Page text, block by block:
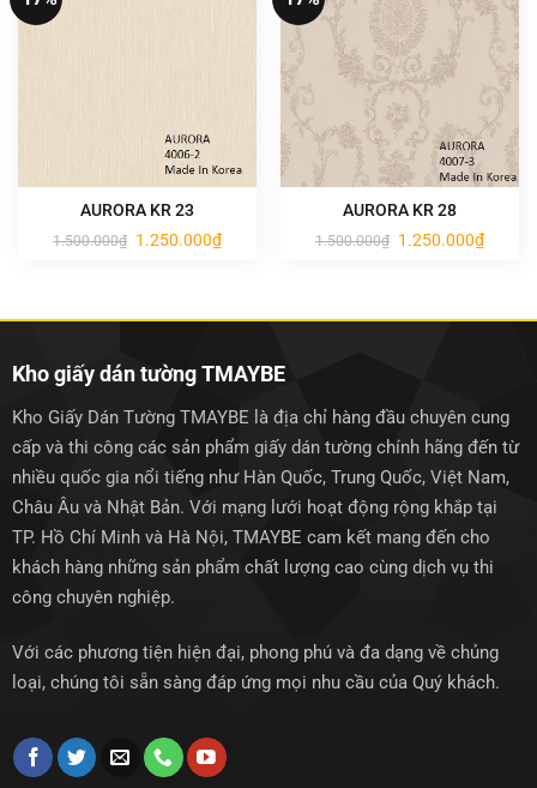
AURORA KR 23
1.500.000₫ Giá
gốc
1.250.000₫Giá
hiện
AURORA KR 28
1.500.000₫ Giá
gốc
1.250.000₫Giá
hiện
Kho giấy dán tường TMAYBE
Kho Giấy Dán Tường TMAYBE là địa chỉ hàng đầu chuyên cung
cấp và thi công các sản phẩm giấy dán tường chính hãng đến từ
nhiều quốc gia nổi tiếng như Hàn Quốc, Trung Quốc, Việt Nam,
Châu Âu và Nhật Bản. Với mạng lưới hoạt động rộng khắp tại
TP. Hồ Chí Minh và Hà Nội, TMAYBE cam kết mang đến cho
khách hàng những sản phẩm chất lượng cao cùng dịch vụ thi
công chuyên nghiệp.
Với các phương tiện hiện đại, phong phú và đa dạng về chủng
loại, chúng tôi sẵn sàng đáp ứng mọi nhu cầu của Quý khách.